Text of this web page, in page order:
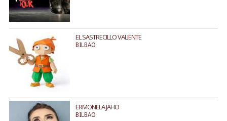
EL SASTRECILLO VALIENTE
BILBAO
ERMONELA JAHO
BILBAO